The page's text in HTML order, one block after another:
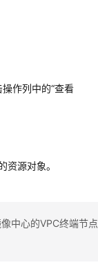
作列中的“查看
资源对象。
中心的VPC终端节点